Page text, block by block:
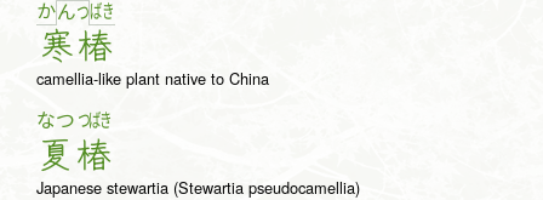
かん
寒
つばき
椿
camellia-like plant native to China
なつ
夏
つばき
椿
Japanese stewartia (Stewartia pseudocamellia)